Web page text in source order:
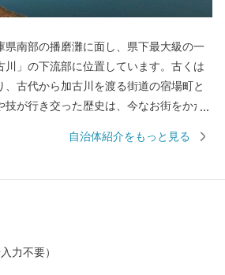
県南部の播磨灘に面し、県下最大級の一
川」の下流部に位置しています。古くは
、古代から加古川を渡る街道の宿場町と
技が行き交った歴史は、今なお街をかた
れる標高約304mの高御位山、コスモス畑
自治体紹介をもっと見る
力不要）